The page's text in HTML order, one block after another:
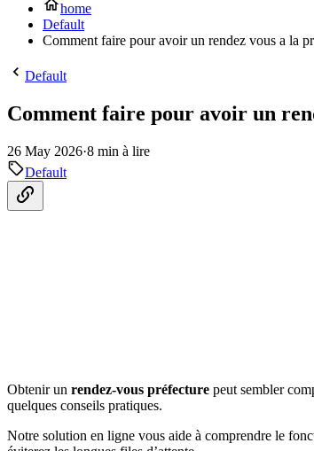
home
Default
Comment faire pour avoir un rendez vous a la
Default
Comment faire pour avoir un
26 May 2026·8 min à lire
Default
Obtenir un rendez-vous préfecture peut sembler
quelques conseils pratiques.
Notre solution en ligne vous aide à comprendre le